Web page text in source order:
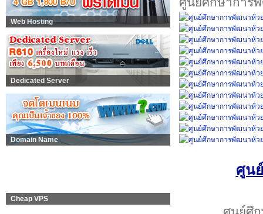
Web Hosting
Dedicated Server
Domain Name
Cheap VPS
ศูน
ศูนย์ศึ